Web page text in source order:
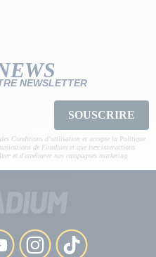
NEWSLETTER
SOUSCRIRE
Conditions d’utilisation et accepte la Politique
de Fitadium et que mes interactions
et d'améliorer nos campagnes marketing.